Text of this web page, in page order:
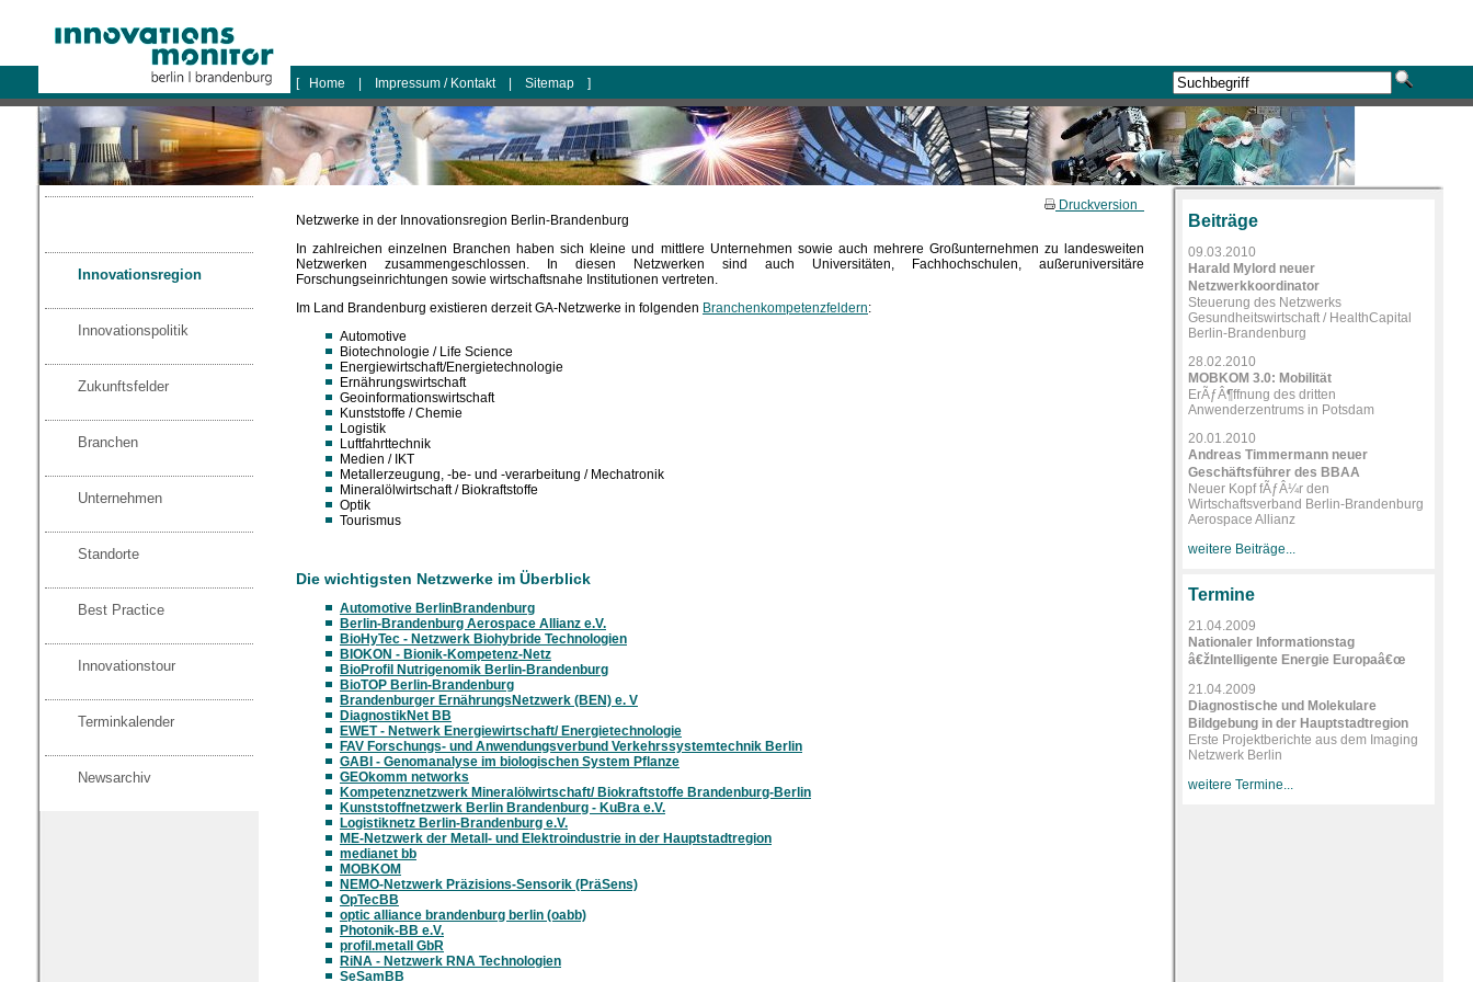
logo
[ Home Impressum / Kontakt Sitemap ]
Innovationsregion
Innovationspolitik
Zukunftsfelder
Branchen
Unternehmen
Standorte
Best Practice
Innovationstour
Terminkalender
Newsarchiv
Druckversion
Netzwerke in der Innovationsregion Berlin-Brandenburg
In zahlreichen einzelnen Branchen haben sich kleine und mittlere Unternehmen sowie auch mehrere Großunternehmen zu landesweiten
Netzwerken zusammengeschlossen. In diesen Netzwerken sind auch Universitäten, Fachhochschulen, außeruniversitäre
Forschungseinrichtungen sowie wirtschaftsnahe Institutionen vertreten.
Im Land Brandenburg existieren derzeit GA-Netzwerke in folgenden Branchenkompetenzfeldern:
Automotive
Biotechnologie / Life Science
Energiewirtschaft/Energietechnologie
Ernährungswirtschaft
Geoinformationswirtschaft
Kunststoffe / Chemie
Logistik
Luftfahrttechnik
Medien / IKT
Metallerzeugung, -be- und -verarbeitung / Mechatronik
Mineralölwirtschaft / Biokraftstoffe
Optik
Tourismus
Die wichtigsten Netzwerke im Überblick
Automotive BerlinBrandenburg
Berlin-Brandenburg Aerospace Allianz e.V.
BioHyTec - Netzwerk Biohybride Technologien
BIOKON - Bionik-Kompetenz-Netz
BioProfil Nutrigenomik Berlin-Brandenburg
BioTOP Berlin-Brandenburg
Brandenburger ErnährungsNetzwerk (BEN) e. V
DiagnostikNet BB
EWET - Netwerk Energiewirtschaft/ Energietechnologie
FAV Forschungs- und Anwendungsverbund Verkehrssystemtechnik Berlin
GABI - Genomanalyse im biologischen System Pflanze
GEOkomm networks
Kompetenznetzwerk Mineralölwirtschaft/ Biokraftstoffe Brandenburg-Berlin
Kunststoffnetzwerk Berlin Brandenburg - KuBra e.V.
Logistiknetz Berlin-Brandenburg e.V.
ME-Netzwerk der Metall- und Elektroindustrie in der Hauptstadtregion
medianet bb
MOBKOM
NEMO-Netzwerk Präzisions-Sensorik (PräSens)
OpTecBB
optic alliance brandenburg berlin (oabb)
Photonik-BB e.V.
profil.metall GbR
RiNA - Netzwerk RNA Technologien
SeSamBB
Beiträge
09.03.2010
Harald Mylord neuer
Netzwerkkoordinator
Steuerung des Netzwerks
Gesundheitswirtschaft / HealthCapital
Berlin-Brandenburg
28.02.2010
MOBKOM 3.0: Mobilität
ErÃƒÂ¶ffnung des dritten
Anwenderzentrums in Potsdam
20.01.2010
Andreas Timmermann neuer
Geschäftsführer des BBAA
Neuer Kopf fÃƒÂ¼r den
Wirtschaftsverband Berlin-Brandenburg
Aerospace Allianz
weitere Beiträge...
Termine
21.04.2009
Nationaler Informationstag
â€žIntelligente Energie Europaâ€œ
21.04.2009
Diagnostische und Molekulare
Bildgebung in der Hauptstadtregion
Erste Projektberichte aus dem Imaging
Netzwerk Berlin
weitere Termine...